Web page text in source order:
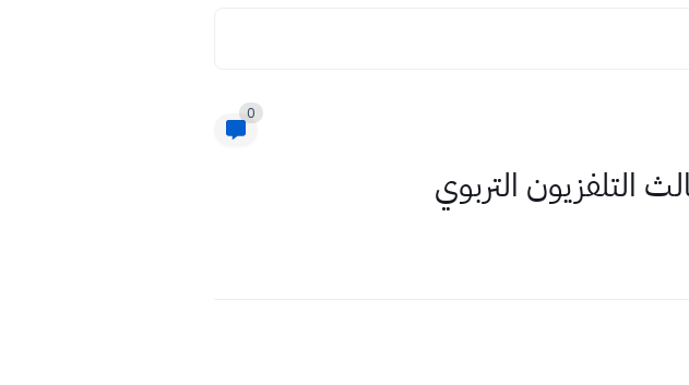
0
التلفزيون التربوي